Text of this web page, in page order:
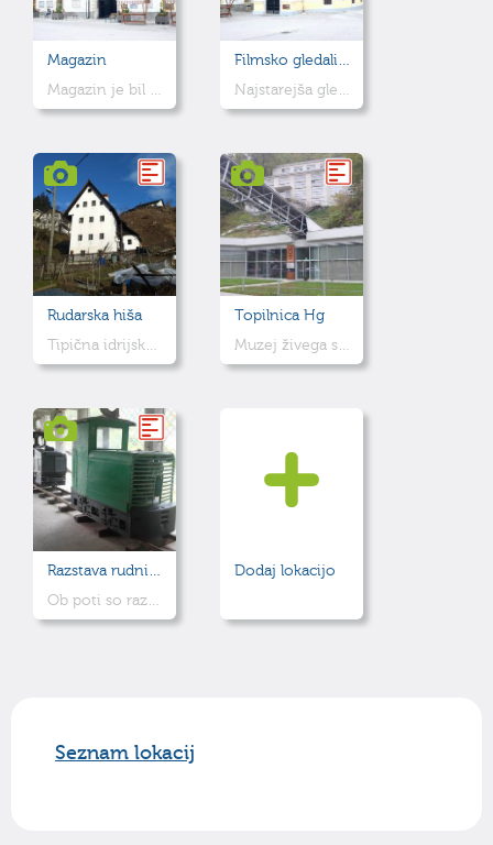
Magazin
Magazin je bil rudniško žitno skladišče, sedaj pa so v njem knjižnica, vojni muzej, plesna šola in galerija
Filmsko gledališče
Najstarejša gledališka hiša na Slovenskem, sedaj filmsko gledališče.
Rudarska hiša
Tipična idrijska rudarska hiša preurejena v muzej
Topilnica Hg
Muzej živega srebra
Razstava rudniških lokomotiv
Ob poti so razstavljene štiri rudniške lokomotive, med njimi tudi dve najstarejši ohranjeni električni lokomotivi v Sloveniji
Dodaj lokacijo
Seznam lokacij